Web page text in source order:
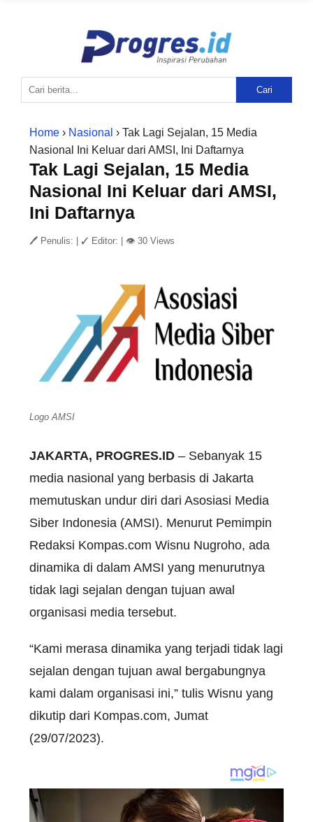
Cari
Home › Nasional › Tak Lagi Sejalan, 15 Media
Nasional Ini Keluar dari AMSI, Ini Daftarnya
Tak Lagi Sejalan, 15 Media
Nasional Ini Keluar dari AMSI,
Ini Daftarnya
🖊 Penulis: ✓ Editor: 👁 30 Views
Logo AMSI
JAKARTA, PROGRES.ID – Sebanyak 15
media nasional yang berbasis di Jakarta
memutuskan undur diri dari Asosiasi Media
Siber Indonesia (AMSI). Menurut Pemimpin
Redaksi Kompas.com Wisnu Nugroho, ada
dinamika di dalam AMSI yang menurutnya
tidak lagi sejalan dengan tujuan awal
organisasi media tersebut.
“Kami merasa dinamika yang terjadi tidak lagi
sejalan dengan tujuan awal bergabungnya
kami dalam organisasi ini,” tulis Wisnu yang
dikutip dari Kompas.com, Jumat
(29/07/2023).